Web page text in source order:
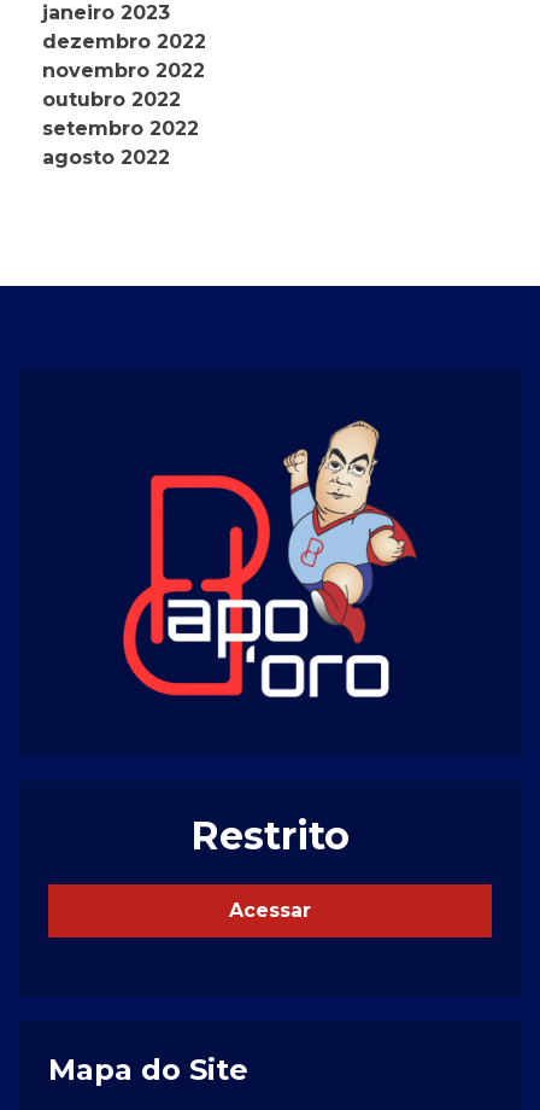
janeiro 2023
dezembro 2022
novembro 2022
outubro 2022
setembro 2022
agosto 2022
Restrito
Acessar
Mapa do Site